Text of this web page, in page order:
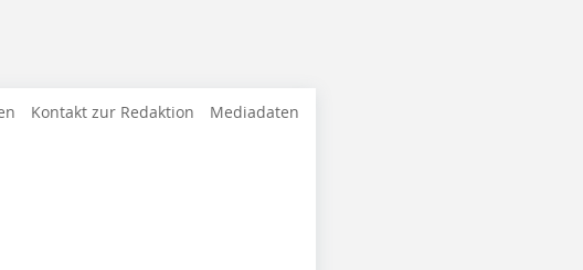
Kontakt zur Redaktion Mediadaten